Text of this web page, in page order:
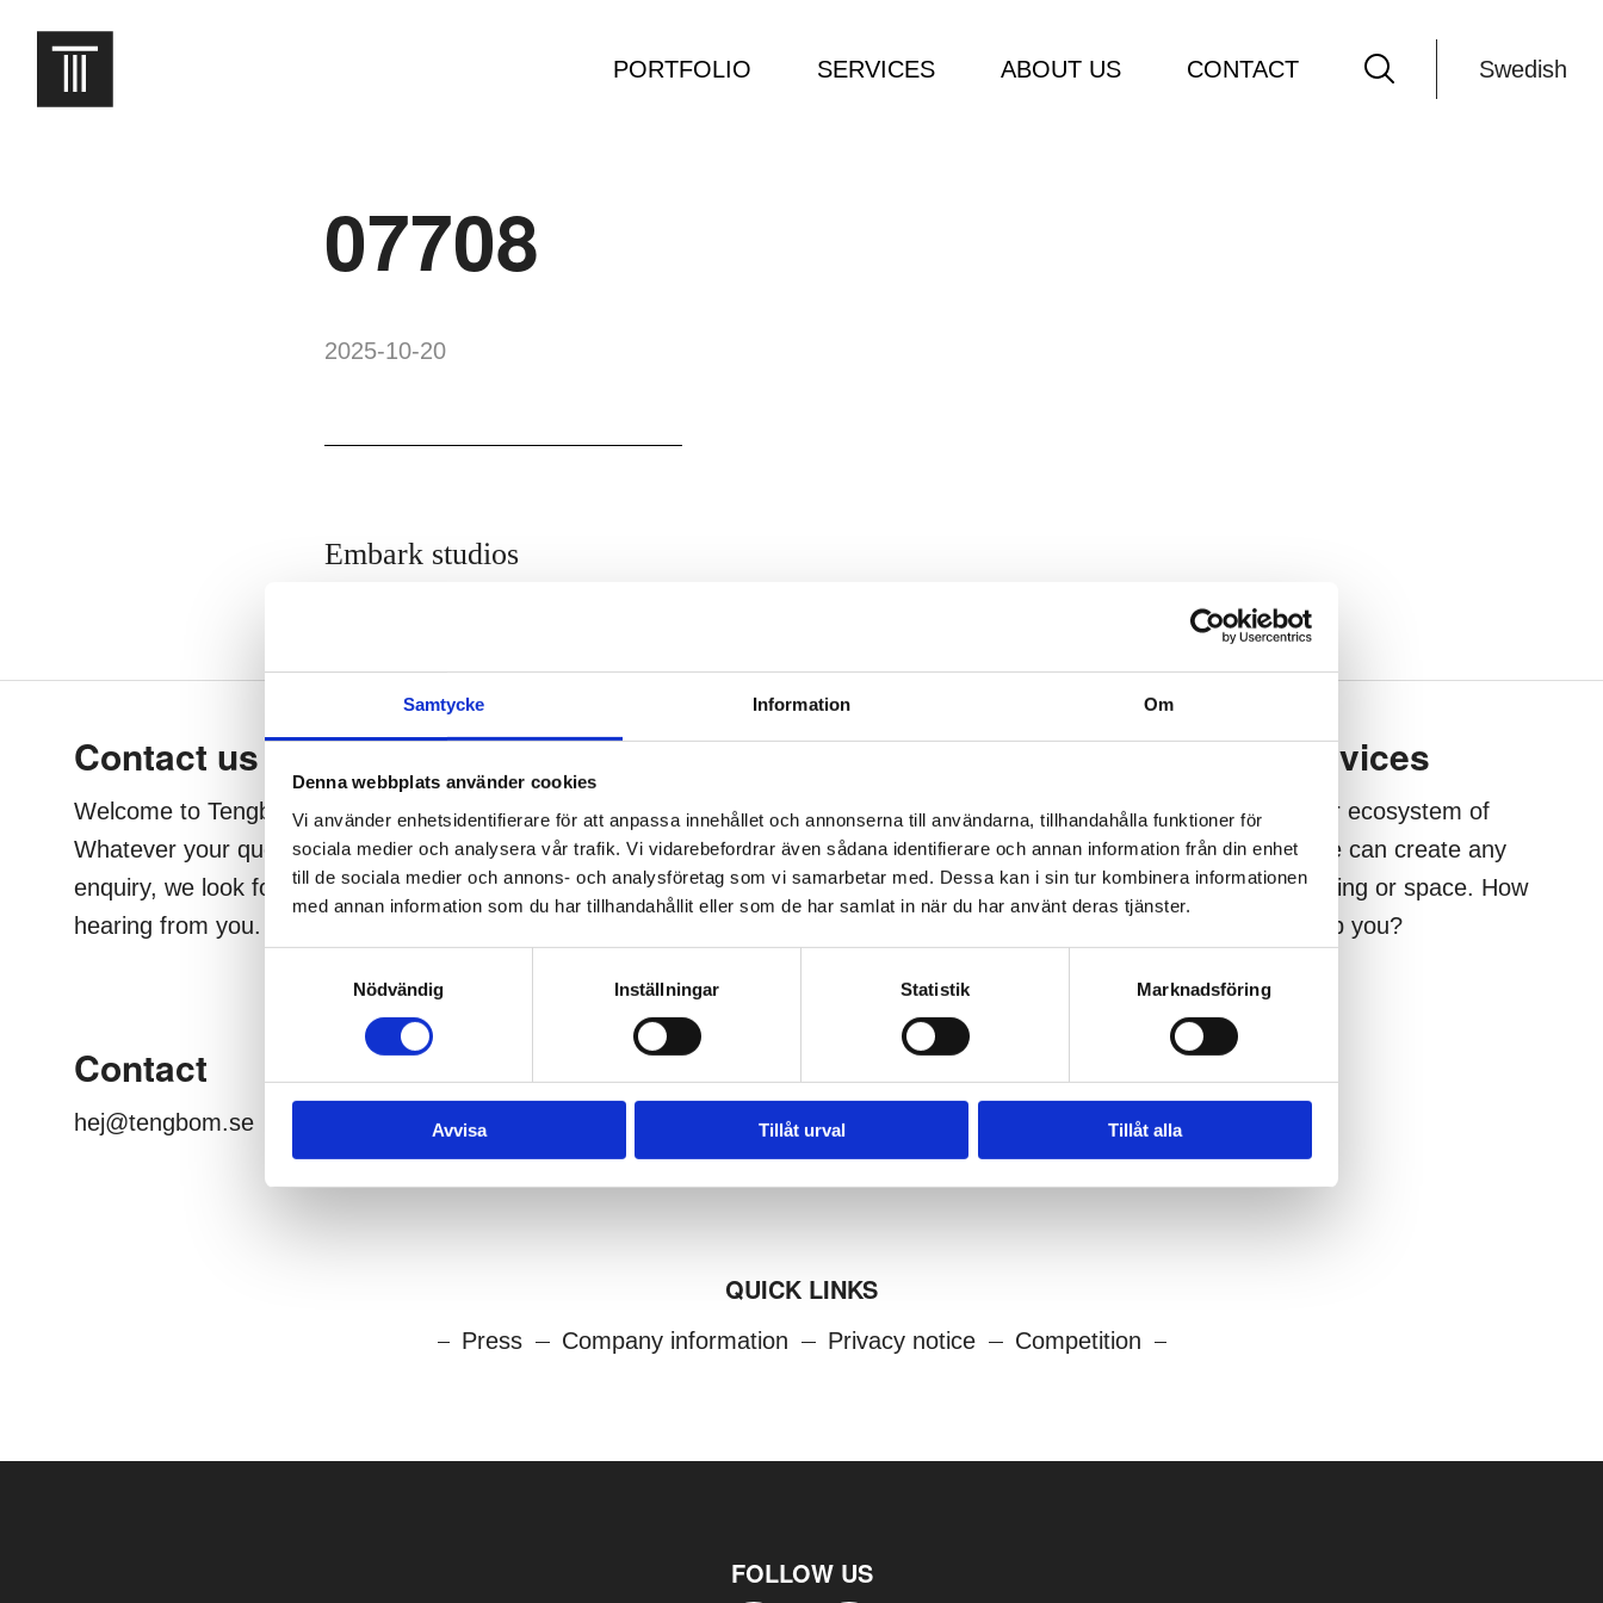
Samtycke Information Om
Denna webbplats använder cookies
Vi använder enhetsidentifierare för att anpassa innehållet och annonserna till användarna, tillhandahålla funktioner för
sociala medier och analysera vår trafik. Vi vidarebefordrar även sådana identifierare och annan information från din enhet
till de sociala medier och annons- och analysföretag som vi samarbetar med. Dessa kan i sin tur kombinera informationen
med annan information som du har tillhandahållit eller som de har samlat in när du har använt deras tjänster.
Nödvändig
Inställningar Statistik Marknadsföring
Avvisa Tillåt urval Tillåt alla
PORTFOLIO SERVICES ABOUT US CONTACT Swedish
07708
2025-10-20
Embark studios
Footer
Contact us
Welcome to Tengbom!
Whatever your question or
enquiry, we look forward to
hearing from you.
We are Tengbom
We create sustainable and
beautiful architecture that
strenghtens our clients as
Work with us
We are always looking for
more people who want to help
us make the world a better
Our services
Through our ecosystem of
services, we can create any
kind of building or space. How
may we help you?
Contact
hej@tengbom.se
QUICK LINKS
Press Company information Privacy notice Competition
FOLLOW US